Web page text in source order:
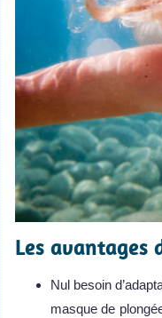
Les avantages
Nul besoin
masque de